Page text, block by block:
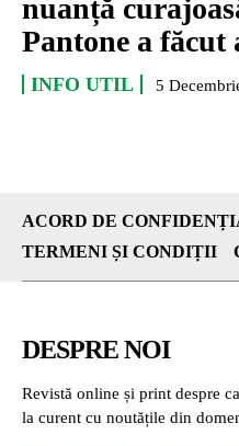
nuanță
Pantone a
INFO UTIL 5
ACORD DE
TERMENI ȘI CONDIȚII
DESPRE NOI
Revistă online și print despre
la curent cu noutățile din